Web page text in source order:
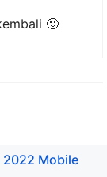
🙂
2022 Mobile